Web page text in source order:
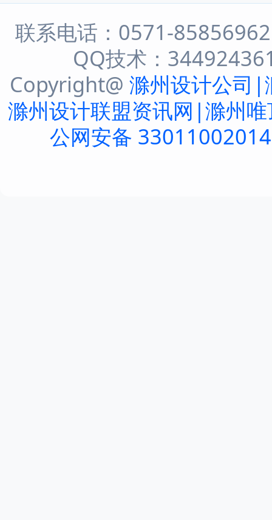
联系电话：0571-
QQ技术：
Copyright@ 滁州设计公司|
滁州设计联盟资讯网|滁州
公网安备